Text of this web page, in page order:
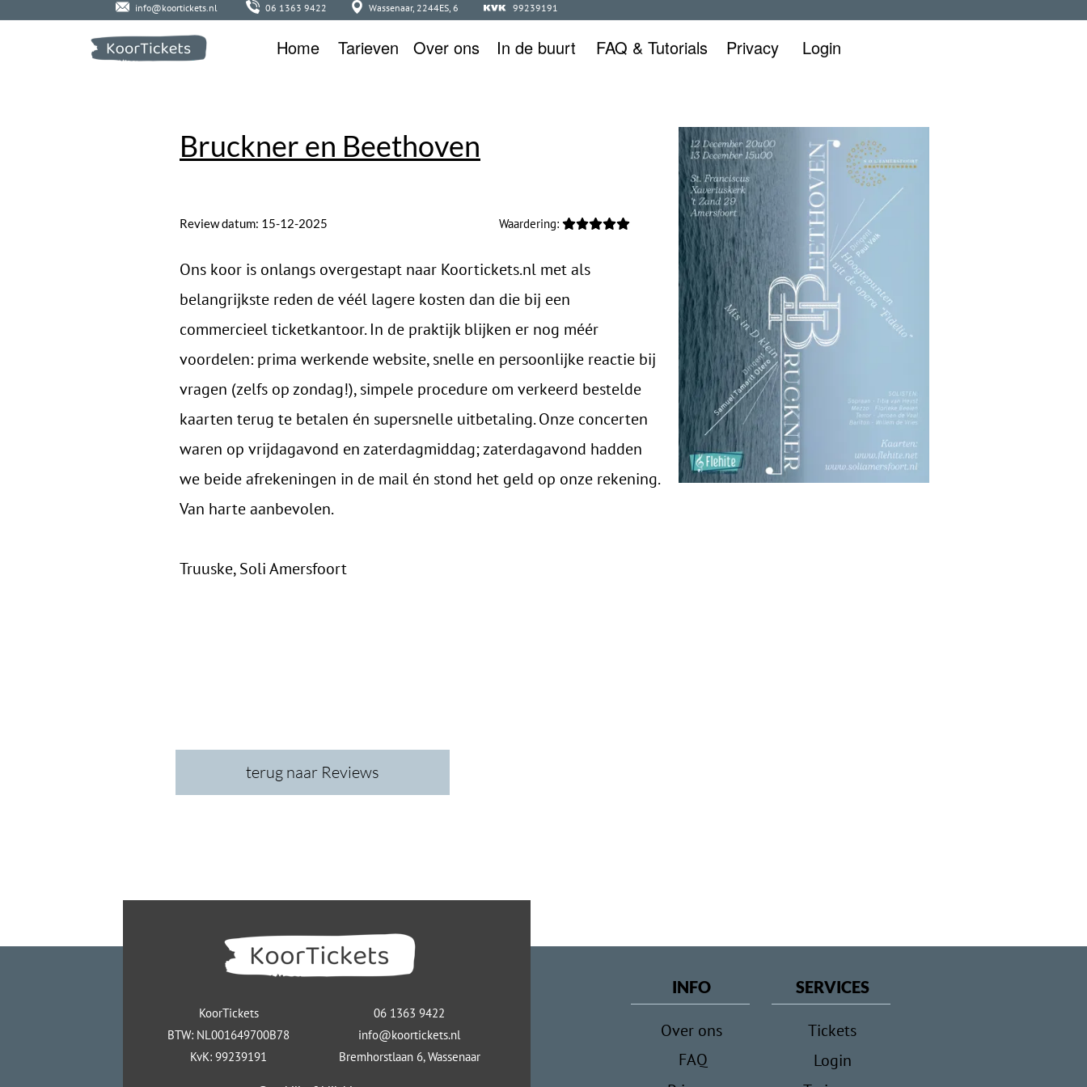
info@koortickets.nl 06 1363 9422 Wassenaar, 2244ES, 6 99239191
Home Tarieven Over ons In de buurt FAQ & Tutorials Privacy Login
Bruckner en Beethoven
Waardering:
Review datum: 15-12-2025
Ons koor is onlangs overgestapt naar Koortickets.nl met als
belangrijkste reden de véél lagere kosten dan die bij een
commercieel ticketkantoor. In de praktijk blijken er nog méér
voordelen: prima werkende website, snelle en persoonlijke reactie bij
vragen (zelfs op zondag!), simpele procedure om verkeerd bestelde
kaarten terug te betalen én supersnelle uitbetaling. Onze concerten
waren op vrijdagavond en zaterdagmiddag; zaterdagavond hadden
we beide afrekeningen in de mail én stond het geld op onze rekening.
Van harte aanbevolen.
‍Truuske, Soli Amersfoort
terug naar Reviews
KoorTickets
BTW: NL001649700B78
KvK: 99239191
06 1363 9422
info@koortickets.nl
Bremhorstlaan 6, Wassenaar
INFO
Over ons
FAQ
SERVICES
Tickets
Login